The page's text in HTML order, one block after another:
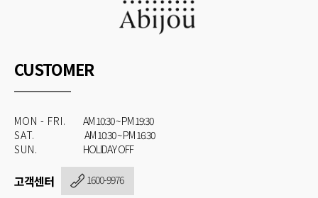
CUSTOMER
MON - FRI.
AM 10:30 ~ PM 19:30
SAT.
AM 10:30 ~ PM 16:30
SUN.
HOLIDAY OFF
고객센터 1600-9976